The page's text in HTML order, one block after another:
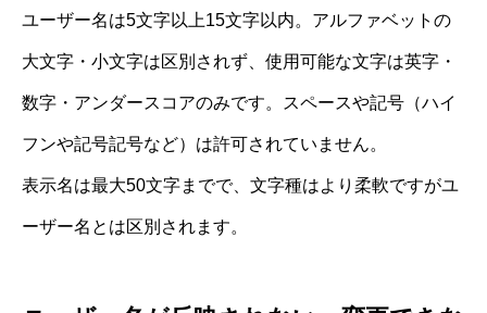
ユーザー名は5文字以上15文字以内。アルファベットの
大文字・小文字は区別されず、使用可能な文字は英字・
数字・アンダースコアのみです。スペースや記号（ハイ
フンや記号記号など）は許可されていません。
表示名は最大50文字までで、文字種はより柔軟ですがユ
ーザー名とは区別されます。